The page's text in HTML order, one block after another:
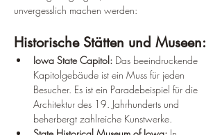
unvergesslich machen werden:
Historische Stätten und Museen:
Iowa State Capitol: Das beeindruckende
Kapitolgebäude ist ein Muss für jeden
Besucher. Es ist ein Paradebeispiel für die
Architektur des 19. Jahrhunderts und
beherbergt zahlreiche Kunstwerke.